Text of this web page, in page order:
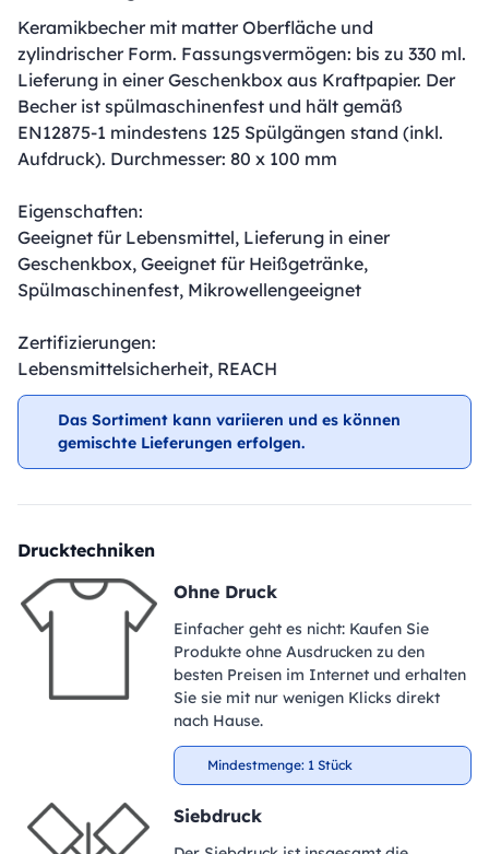
Keramikbecher mit matter Oberfläche und
zylindrischer Form. Fassungsvermögen: bis zu 330 ml.
Lieferung in einer Geschenkbox aus Kraftpapier. Der
Becher ist spülmaschinenfest und hält gemäß
EN12875-1 mindestens 125 Spülgängen stand (inkl.
Aufdruck). Durchmesser: 80 x 100 mm
Eigenschaften:
Geeignet für Lebensmittel, Lieferung in einer
Geschenkbox, Geeignet für Heißgetränke,
Spülmaschinenfest, Mikrowellengeeignet
Zertifizierungen:
Lebensmittelsicherheit, REACH
Das Sortiment kann variieren und es können
gemischte Lieferungen erfolgen.
Drucktechniken
Ohne Druck
Einfacher geht es nicht: Kaufen Sie
Produkte ohne Ausdrucken zu den
besten Preisen im Internet und erhalten
Sie sie mit nur wenigen Klicks direkt
nach Hause.
Mindestmenge: 1 Stück
Siebdruck